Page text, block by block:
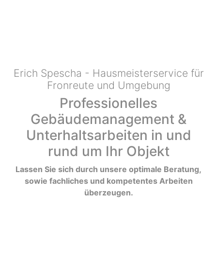
Erich Spescha - Hausmeisterservice für
Fronreute und Umgebung
Professionelles
Gebäudemanagement &
Unterhaltsarbeiten in und
rund um Ihr Objekt
Lassen Sie sich durch unsere optimale Beratung,
sowie fachliches und kompetentes Arbeiten
überzeugen.